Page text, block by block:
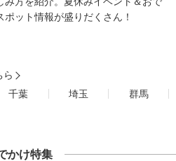
ポット情報が盛りだくさん！
ら
千葉 埼玉
群馬
かけ特集